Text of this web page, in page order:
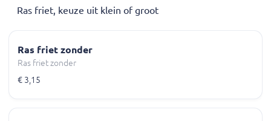
Ras friet, keuze uit klein of groot
Ras friet zonder
Ras friet zonder
€ 3,15